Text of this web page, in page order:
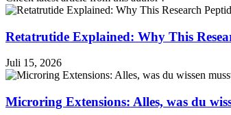
Retatrutide Explained: Why This
Juli 15, 2026
Microring Extensions: Alles, was du